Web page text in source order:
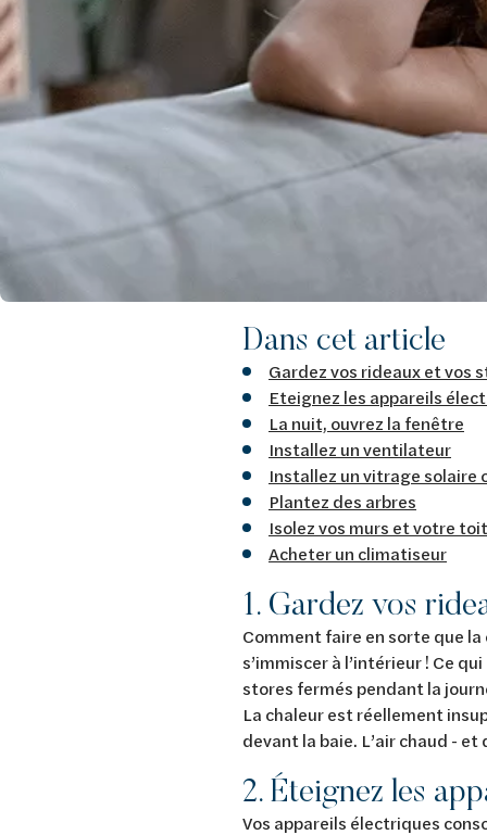
Dans cet article
Gardez vos rideaux et vos
Eteignez les appareils
La nuit, ouvrez la fenêtre
Installez un ventilateur
Installez un vitrage solaire
Plantez des arbres
Isolez vos murs et votre toit
Acheter un climatiseur
1. Gardez vos
Comment faire en sorte que
s’immiscer à l’intérieur ! Ce
stores fermés pendant la
La chaleur est réellement
devant la baie. L’air chaud -
2. Éteignez les
Vos appareils électriques